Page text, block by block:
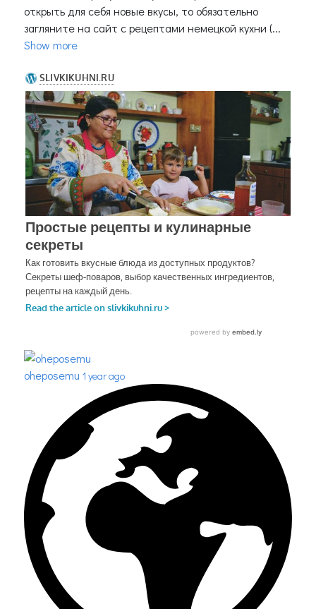
открыть для себя новые вкусы, то обязательно
загляните на сайт с рецептами немецкой кухни (...
Show more
oheposemu 1 year ago